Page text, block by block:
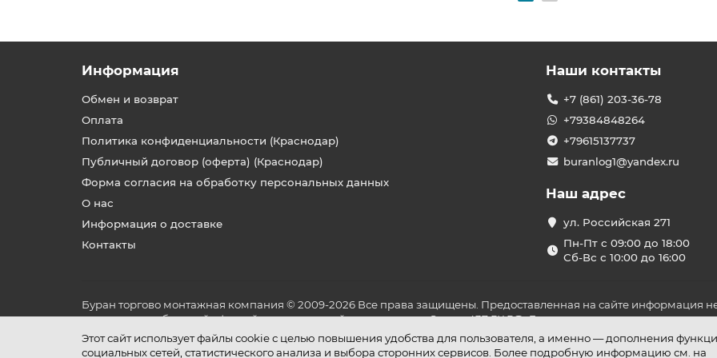
Этот сайт использует файлы cookie с целью повышения удобства для пользователя, а именно — дополнения
социальных сетей, статистического анализа и выбора сторонних сервисов. Более подробную информацию см. на
Информация
Обмен и возврат
Оплата
Политика конфиденциальности (Краснодар)
Публичный договор (оферта) (Краснодар)
Форма согласия на обработку персональных данных
О нас
Информация о доставке
Контакты
Наши контакты
+7 (861) 203-36-78
+79384848264
+79615137737
buranlog1@yandex.ru
Наш адрес
ул. Российская 271
Пн-Пт с 09:00 до 18:00
Сб-Вс с 10:00 до 16:00
Буран торгово монтажная компания © 2009-2026 Все права защищены. Предоставленная на сайте информация
не является публичной офертой, определяемой положениями Статьи 437 ГК РФ. До оплаты товара удостоверьтесь
и условиях его эксплуатации.